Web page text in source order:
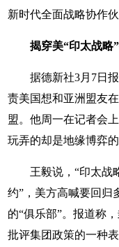
新时代全面战略协作
揭穿美“印太战略
据德新社3月7日
责美国想和亚洲盟友
盟。他周一在记者会
玩弄的却是地缘博弈
王毅说，“印太战
约”，美方高喊要回归
的“俱乐部”。报道称
批评集团政策的一种表